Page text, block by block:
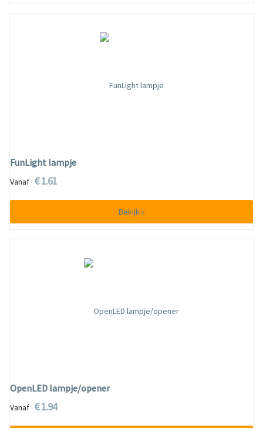
FunLight lampje
Vanaf € 1.61
Bekijk »
OpenLED lampje/opener
Vanaf € 1.94